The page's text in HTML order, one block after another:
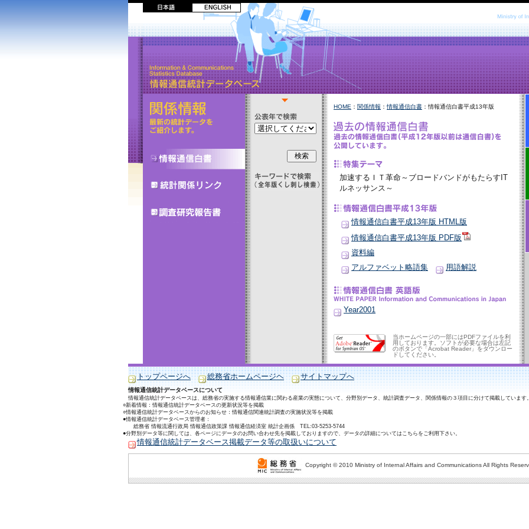
HOME ： 関係情報 ： 情報通信白書 ：情報通信白書平成13年版
加速するＩＴ革命～ブロードバンドがもたらすIT
ルネッサンス～
情報通信白書平成13年版 HTML版
情報通信白書平成13年版 PDF版
資料編
アルファベット略語集
用語解説
Year2001
当ホームページの一部にはPDFファイルを利
用しております。ソフトが必要な場合は左記
のボタンで「Acrobat Reader」をダウンロー
ドしてください。
トップページへ 総務省ホームページヘ サイトマップへ
情報通信統計データベースについて
情報通信統計データベースは、総務省の実施する情報通信業に関わる産業の実態について、分野別データ、統計調査データ、関係情報の３項目に分けて掲載しています。
○新着情報：情報通信統計データベースの更新状況等を掲載
○情報通信統計データベースからのお知らせ：情報通信関連統計調査の実施状況等を掲載
●情報通信統計データベース管理者：
総務省 情報流通行政局 情報通信政策課 情報通信経済室 統計企画係 TEL:03-5253-5744
●分野別データ等に関しては、各ページにデータのお問い合わせ先を掲載しておりますので、データの詳細についてはこちらをご利用下さい。
情報通信統計データベース掲載データ等の取扱いについて
Copyright © 2010 Ministry of Internal Affairs and Communications All Rights